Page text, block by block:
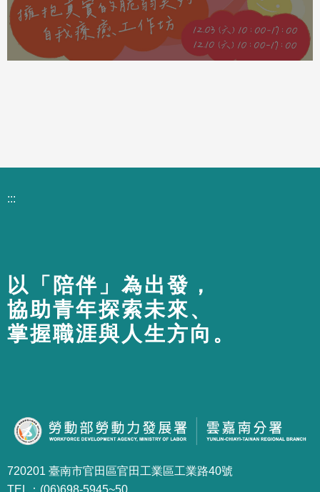
:::
以「陪伴」為出發，
協助青年探索未來、
掌握職涯與人生方向。
720201 臺南市官田區官田工業區工業路40號
TEL：(06)698-5945~50